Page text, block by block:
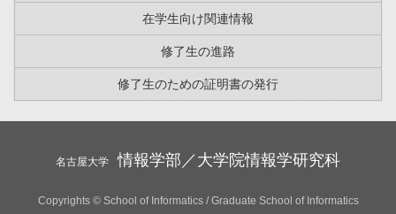
在学生向け関連情報
修了生の進路
修了生のための証明書の発行
名古屋大学 情報学部／大学院情報学研究科
Copyrights © School of Informatics / Graduate School of Informatics